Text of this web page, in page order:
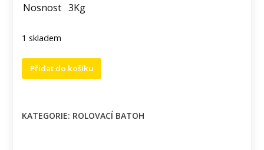
Nosnost 3Kg
1 skladem
Rolovací
batoh
jezevce.
Přidat do košíku
KATEGORIE: ROLOVACÍ BATOH